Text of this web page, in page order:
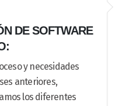
DE SOFTWARE
y necesidades
anteriores,
los diferentes